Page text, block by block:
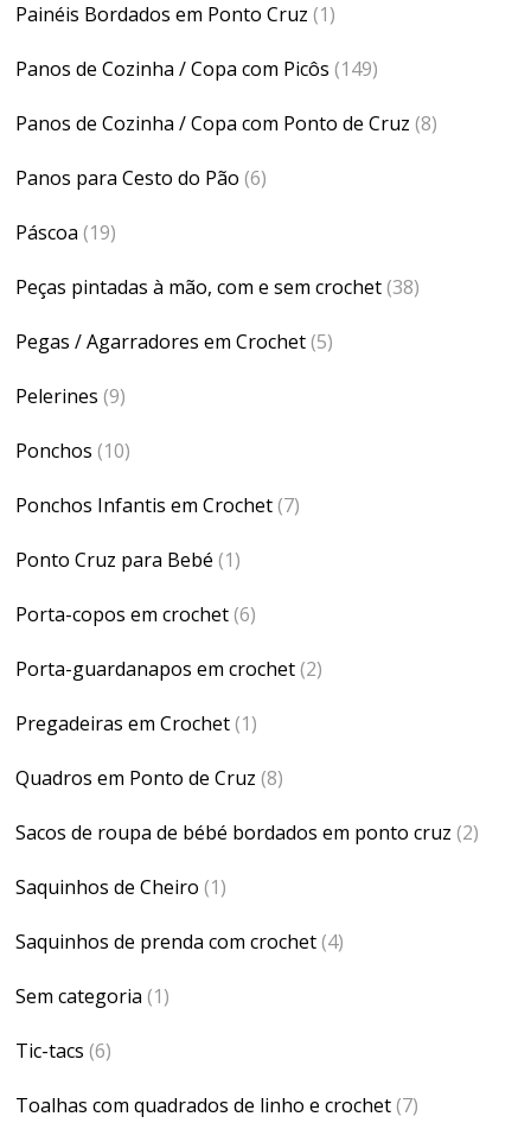
Painéis Bordados em Ponto Cruz (1)
Panos de Cozinha / Copa com Picôs (149)
Panos de Cozinha / Copa com Ponto de Cruz (8)
Panos para Cesto do Pão (6)
Páscoa (19)
Peças pintadas à mão, com e sem crochet(38)
Pegas / Agarradores em Crochet(5)
Pelerines (9)
Ponchos (10)
Ponchos Infantis em Crochet(7)
Ponto Cruz para Bebé (1)
Porta-copos em crochet(6)
Porta-guardanapos em crochet(2)
Pregadeiras em Crochet(1)
Quadros em Ponto de Cruz (8)
Sacos de roupa de bébé bordados em ponto cruz (2)
Saquinhos de Cheiro (1)
Saquinhos de prenda com crochet(4)
Sem categoria (1)
Tic-tacs (6)
Toalhas com quadrados de linho e crochet(7)